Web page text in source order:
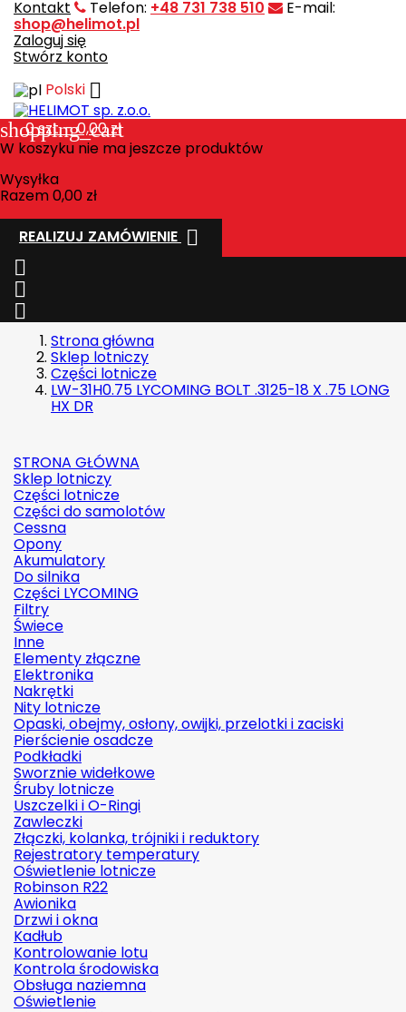
Kontakt Telefon: +48 731 738 510 E-mail:
shop@helimot.pl
Zaloguj się
Stwórz konto
Polski 
shopping_cart
0szt. - 0,00 zł
W koszyku nie ma jeszcze produktów
Wysyłka
Razem0,00 zł
REALIZUJ ZAMÓWIENIE 



Strona główna
Sklep lotniczy
Części lotnicze
LW-31H0.75 LYCOMING BOLT .3125-18 X .75 LONG
HX DR
STRONA GŁÓWNA
Sklep lotniczy
Części lotnicze
Części do samolotów
Cessna
Opony
Akumulatory
Do silnika
Części LYCOMING
Filtry
Świece
Inne
Elementy złączne
Elektronika
Nakrętki
Nity lotnicze
Opaski, obejmy, osłony, owijki, przelotki i zaciski
Pierścienie osadcze
Podkładki
Sworznie widełkowe
Śruby lotnicze
Uszczelki i O-Ringi
Zawleczki
Złączki, kolanka, trójniki i reduktory
Rejestratory temperatury
Oświetlenie lotnicze
Robinson R22
Awionika
Drzwi i okna
Kadłub
Kontrolowanie lotu
Kontrola środowiska
Obsługa naziemna
Oświetlenie